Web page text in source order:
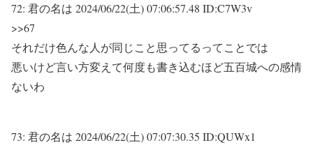
72: 君の名は 2024/06/22(土) 07:06:57.48 ID:C7W3v
>>67
それだけ色んな人が同じこと思ってるってことでは
悪いけど言い方変えて何度も書き込むほど五百城への感情
ないわ
73: 君の名は 2024/06/22(土) 07:07:30.35 ID:QUWx1